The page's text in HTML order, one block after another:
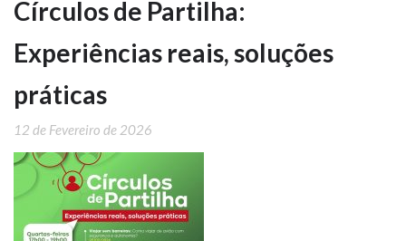
Círculos de Partilha:
Experiências reais, soluções
práticas
12 de Fevereiro de 2026